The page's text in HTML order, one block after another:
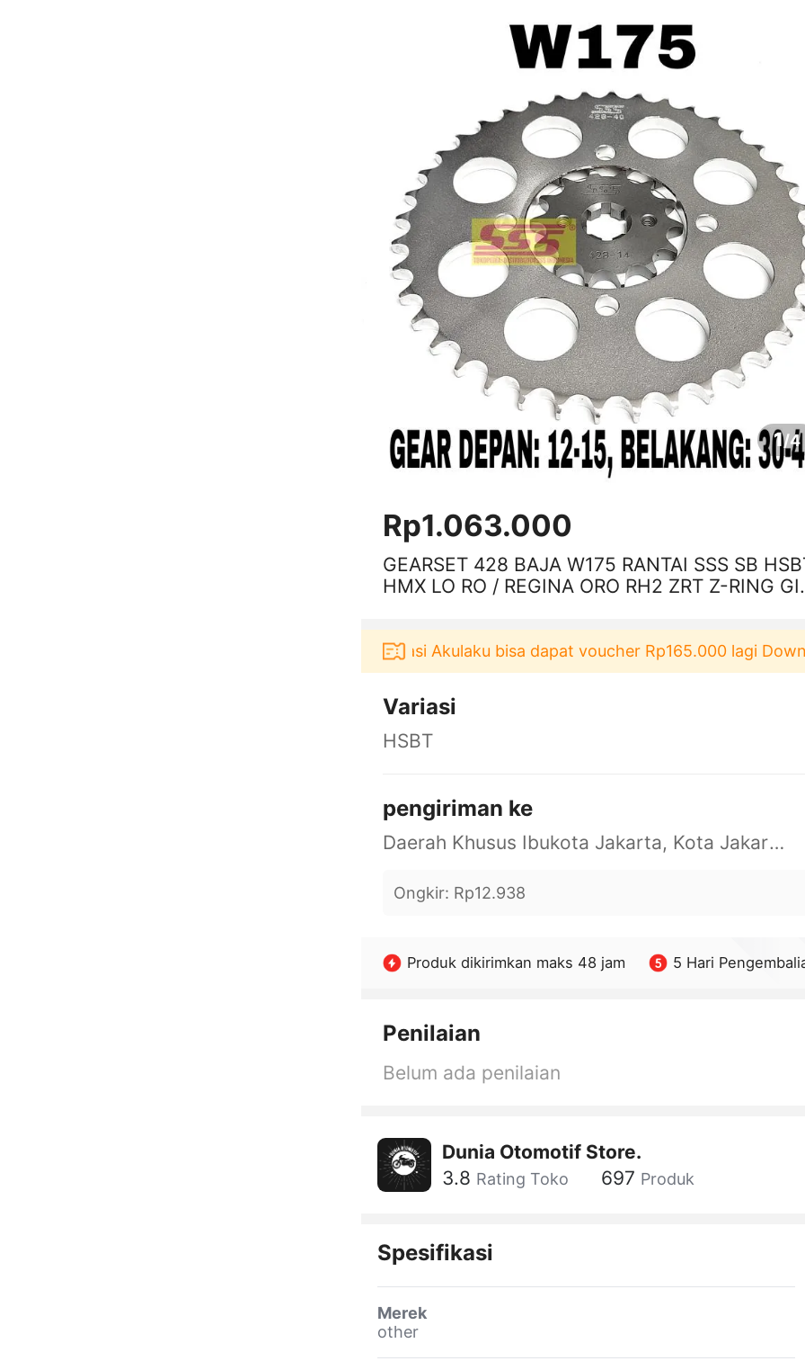
1/4
Rp1.063.000
GEARSET 428 BAJA W175 RANTAI SSS SB
HMX LO RO / REGINA ORO RH2 ZRT Z-RING
Pengguna baru berbelanja di aplikasi Akulaku bisa dapat voucher Rp165.000 lagi Download
Variasi
HSBT
pengiriman ke
Daerah Khusus Ibukota Jakarta, Kota Jakarta Barat, Cengkareng, yy
Ongkir: Rp12.938
Produk dikirimkan maks 48 jam 5 Hari
Penilaian
Belum ada penilaian
Dunia Otomotif Store.
3.8 Rating Toko 697 Produk
Spesifikasi
Merek
other